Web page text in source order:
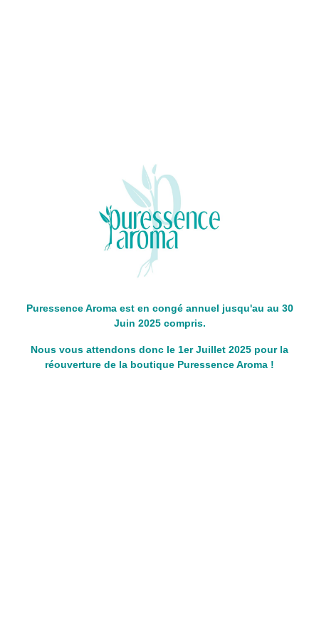
Puressence Aroma est en congé annuel jusqu'au au 30
Juin 2025 compris.
Nous vous attendons donc le 1er Juillet 2025 pour la
réouverture de la boutique Puressence Aroma !